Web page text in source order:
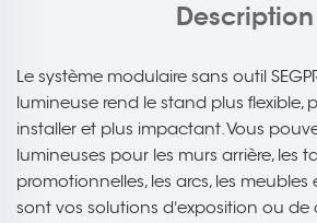
Description
Le système modulaire sans outil
lumineuse rend le stand plus flexible,
installer et plus impactant. Vous
lumineuses pour les murs arrière, les
promotionnelles, les arcs, les meubles
sont vos solutions d'exposition ou de